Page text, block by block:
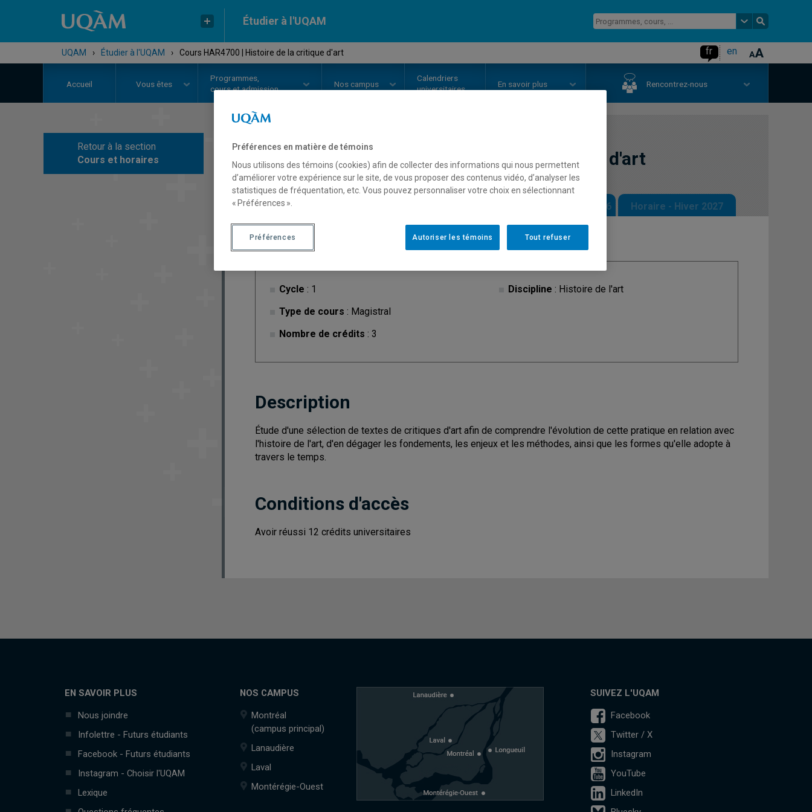
Étudier à l'UQAM
UQAM › Étudier à l'UQAM › Cours HAR4700 | Histoire de la critique d'art fr en
Accueil Vous êtes
Programmes,
cours et admission
Nos campus
Calendriers
universitaires
En savoir plus Rencontrez-nous
Retour à la section
Cours et horaires
COURS// HAR4700-Histoire de la critique d'art
Description Horaire - Automne 2026 Horaire - Hiver 2027
Cycle : 1
Type de cours : Magistral
Nombre de crédits : 3
Discipline : Histoire de l'art
Description
Étude d'une sélection de textes de critiques d'art afin de comprendre l'évolution de cette pratique en relation avec
l'histoire de l'art, d'en dégager les fondements, les enjeux et les méthodes, ainsi que les formes qu'elle adopte à
travers le temps.
Conditions d'accès
Avoir réussi 12 crédits universitaires
EN SAVOIR PLUS
Nous joindre
Infolettre - Futurs étudiants
Facebook - Futurs étudiants
Instagram - Choisir l'UQAM
Lexique
NOS CAMPUS
Montréal
(campus principal)
Lanaudière
Laval
Montérégie-Ouest
SUIVEZ L'UQAM
Facebook
Twitter / X
Instagram
YouTube
LinkedIn
Préférences en matière de témoins
Nous utilisons des témoins (cookies) afin de collecter des informations qui nous permettent
d’améliorer votre expérience sur le site, de vous proposer des contenus vidéo, d’analyser les
statistiques de fréquentation, etc. Vous pouvez personnaliser votre choix en sélectionnant
« Préférences ».
Tout refuser
Autoriser les témoins
Préférences